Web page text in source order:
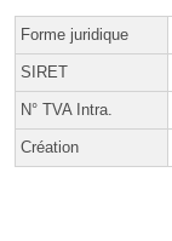
Forme juridique
SIRET
N° TVA Intra.
Création